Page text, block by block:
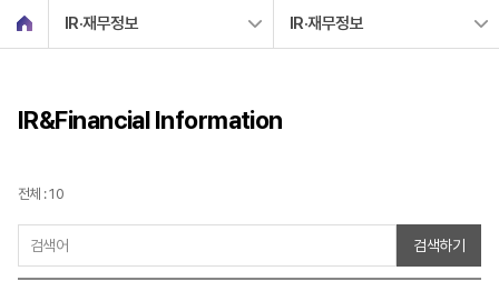
IR·재무정보 IR·재무정보
IR&Financial Information
전체 : 10
검색하기